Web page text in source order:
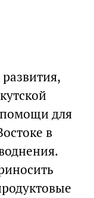
помощи для
в